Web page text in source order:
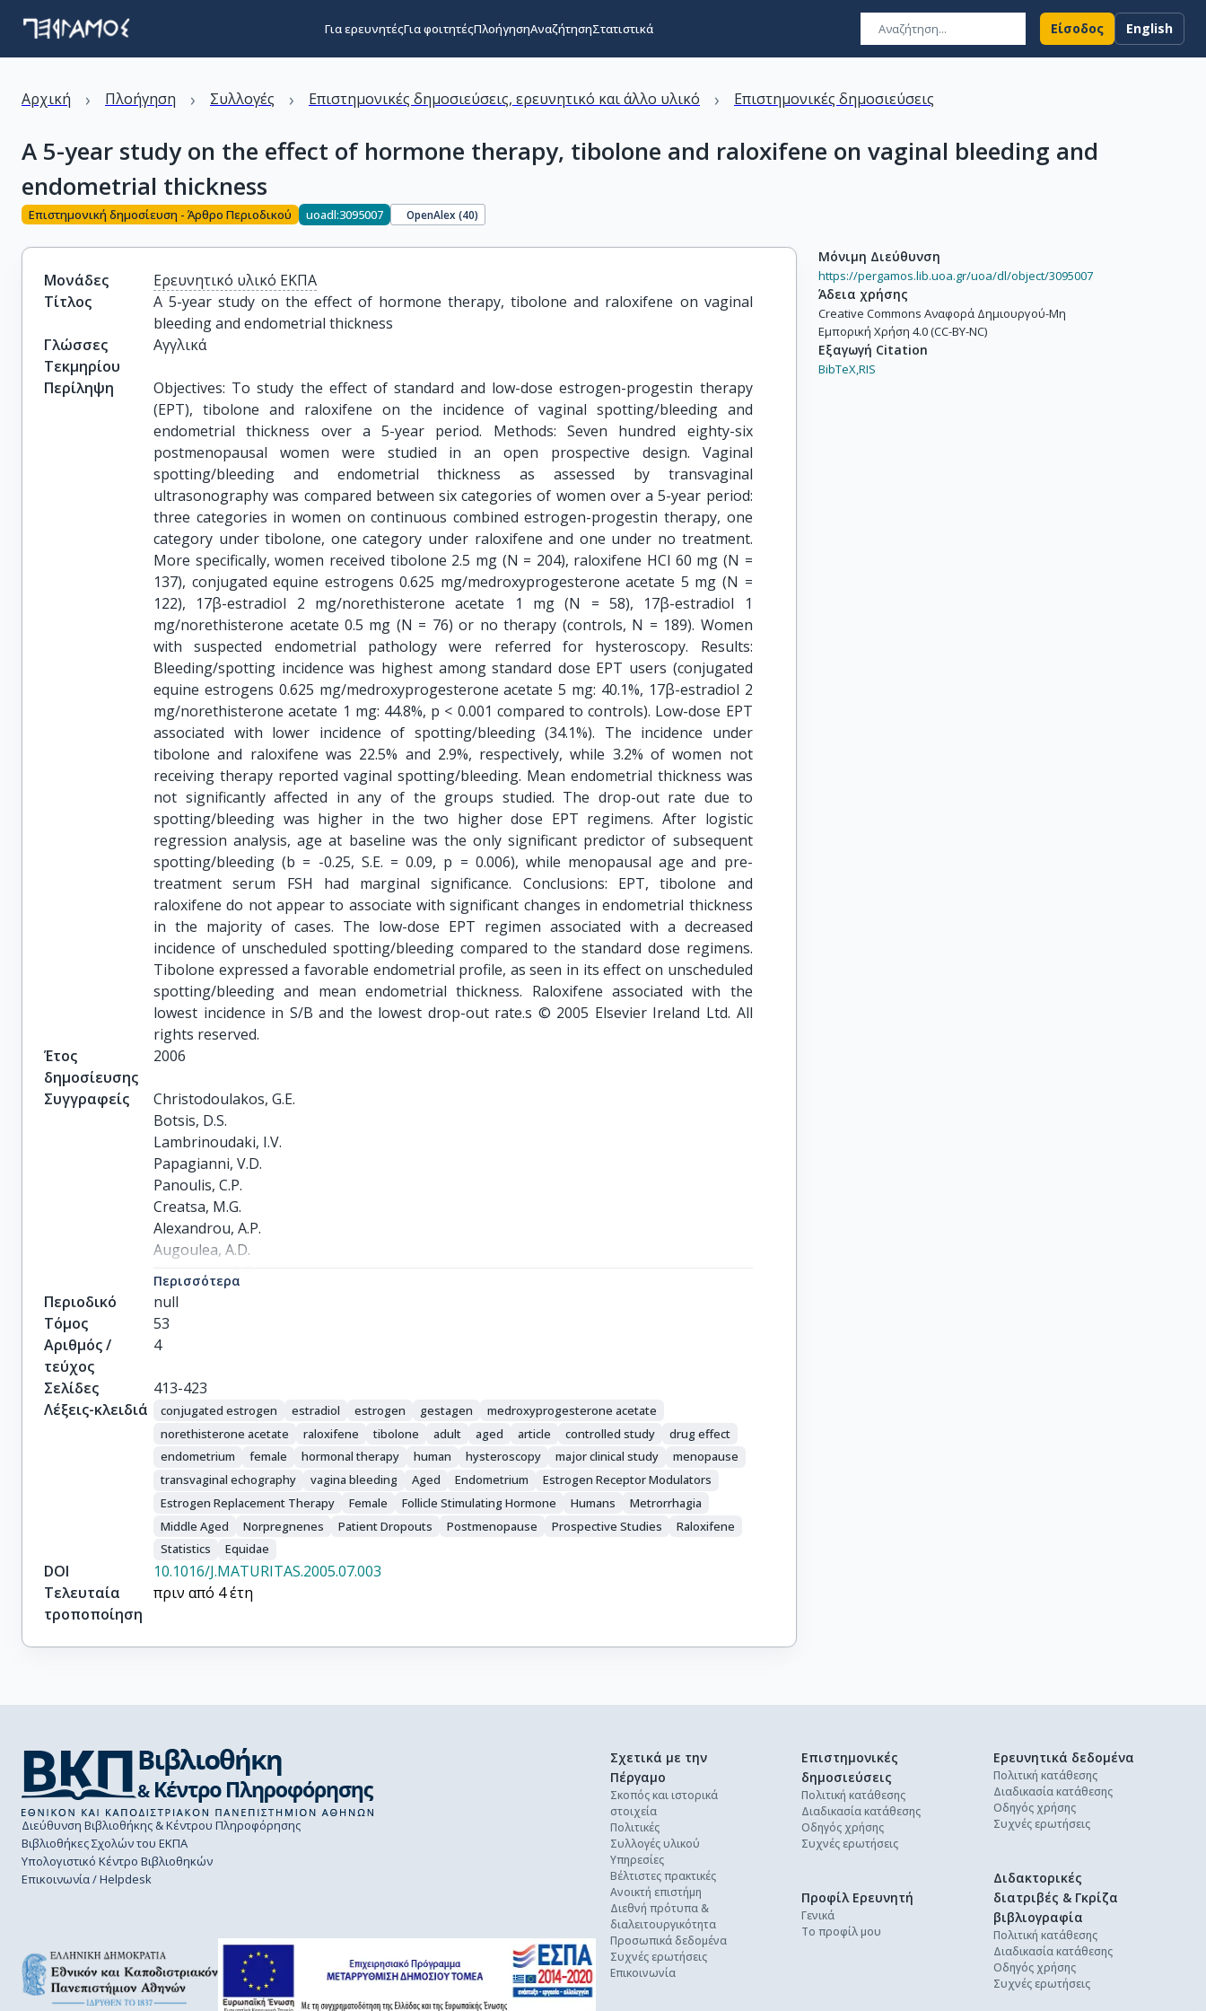
Για ερευνητέςΓια φοιτητέςΠλοήγησηΑναζήτησηΣτατιστικά Είσοδος English
Αρχική › Πλοήγηση › Συλλογές › Επιστημονικές δημοσιεύσεις, ερευνητικό και άλλο υλικό › Επιστημονικές δημοσιεύσεις
A 5-year study on the effect of hormone therapy, tibolone and raloxifene on vaginal bleeding and
endometrial thickness
Επιστημονική δημοσίευση - Άρθρο Περιοδικού uoadl:3095007 OpenAlex (40)
Μονάδες
Ερευνητικό υλικό ΕΚΠΑ
Τίτλος
A 5-year study on the effect of hormone therapy, tibolone and raloxifene on vaginal
bleeding and endometrial thickness
Γλώσσες
Τεκμηρίου
Αγγλικά
Περίληψη
Objectives: To study the effect of standard and low-dose estrogen-progestin therapy
(EPT), tibolone and raloxifene on the incidence of vaginal spotting/bleeding and
endometrial thickness over a 5-year period. Methods: Seven hundred eighty-six
postmenopausal women were studied in an open prospective design. Vaginal
spotting/bleeding and endometrial thickness as assessed by transvaginal
ultrasonography was compared between six categories of women over a 5-year period:
three categories in women on continuous combined estrogen-progestin therapy, one
category under tibolone, one category under raloxifene and one under no treatment.
More specifically, women received tibolone 2.5 mg (N = 204), raloxifene HCl 60 mg (N =
137), conjugated equine estrogens 0.625 mg/medroxyprogesterone acetate 5 mg (N =
122), 17β-estradiol 2 mg/norethisterone acetate 1 mg (N = 58), 17β-estradiol 1
mg/norethisterone acetate 0.5 mg (N = 76) or no therapy (controls, N = 189). Women
with suspected endometrial pathology were referred for hysteroscopy. Results:
Bleeding/spotting incidence was highest among standard dose EPT users (conjugated
equine estrogens 0.625 mg/medroxyprogesterone acetate 5 mg: 40.1%, 17β-estradiol 2
mg/norethisterone acetate 1 mg: 44.8%, p < 0.001 compared to controls). Low-dose EPT
associated with lower incidence of spotting/bleeding (34.1%). The incidence under
tibolone and raloxifene was 22.5% and 2.9%, respectively, while 3.2% of women not
receiving therapy reported vaginal spotting/bleeding. Mean endometrial thickness was
not significantly affected in any of the groups studied. The drop-out rate due to
spotting/bleeding was higher in the two higher dose EPT regimens. After logistic
regression analysis, age at baseline was the only significant predictor of subsequent
spotting/bleeding (b = -0.25, S.E. = 0.09, p = 0.006), while menopausal age and pre-
treatment serum FSH had marginal significance. Conclusions: EPT, tibolone and
raloxifene do not appear to associate with significant changes in endometrial thickness
in the majority of cases. The low-dose EPT regimen associated with a decreased
incidence of unscheduled spotting/bleeding compared to the standard dose regimens.
Tibolone expressed a favorable endometrial profile, as seen in its effect on unscheduled
spotting/bleeding and mean endometrial thickness. Raloxifene associated with the
lowest incidence in S/B and the lowest drop-out rate.s © 2005 Elsevier Ireland Ltd. All
rights reserved.
Έτος
δημοσίευσης
2006
Συγγραφείς
Christodoulakos, G.E.
Botsis, D.S.
Lambrinoudaki, I.V.
Papagianni, V.D.
Panoulis, C.P.
Creatsa, M.G.
Alexandrou, A.P.
Augoulea, A.D.
Dendrinos, S.G.
Creatsas, G.C.
Περισσότερα
Περιοδικό
null
Τόμος
53
Αριθμός /
τεύχος
4
Σελίδες
413-423
Λέξεις-κλειδιά
conjugated estrogen estradiol estrogen gestagen
medroxyprogesterone acetate
norethisterone acetate
raloxifene tibolone adult aged article controlled study
drug effect
endometrium
female hormonal therapy human hysteroscopy major clinical study
menopause
transvaginal echography
vagina bleeding Aged Endometrium
Estrogen Receptor Modulators
Estrogen Replacement Therapy
Female Follicle Stimulating Hormone Humans
Metrorrhagia
Middle Aged
Norpregnenes Patient Dropouts Postmenopause Prospective Studies
Raloxifene
Statistics
Equidae
DOI
10.1016/J.MATURITAS.2005.07.003
Τελευταία
τροποποίηση
πριν από 4 έτη
Μόνιμη Διεύθυνση
https://pergamos.lib.uoa.gr/uoa/dl/object/3095007
Άδεια χρήσης
Creative Commons Αναφορά Δημιουργού-Μη
Εμπορική Χρήση 4.0 (CC-BY-NC)
Εξαγωγή Citation
BibTeX,RIS
Διεύθυνση Βιβλιοθήκης & Κέντρου Πληροφόρησης
Βιβλιοθήκες Σχολών του ΕΚΠΑ
Υπολογιστικό Κέντρο Βιβλιοθηκών
Επικοινωνία / Helpdesk
Σχετικά με την
Πέργαμο
Σκοπός και ιστορικά
στοιχεία
Πολιτικές
Συλλογές υλικού
Υπηρεσίες
Βέλτιστες πρακτικές
Ανοικτή επιστήμη
Διεθνή πρότυπα &
διαλειτουργικότητα
Προσωπικά δεδομένα
Συχνές ερωτήσεις
Επικοινωνία
Επιστημονικές
δημοσιεύσεις
Πολιτική κατάθεσης
Διαδικασία κατάθεσης
Οδηγός χρήσης
Συχνές ερωτήσεις
Ερευνητικά δεδομένα
Πολιτική κατάθεσης
Διαδικασία κατάθεσης
Οδηγός χρήσης
Συχνές ερωτήσεις
Διδακτορικές
διατριβές & Γκρίζα
βιβλιογραφία
Πολιτική κατάθεσης
Διαδικασία κατάθεσης
Οδηγός χρήσης
Συχνές ερωτήσεις
Προφίλ Ερευνητή
Γενικά
Το προφίλ μου